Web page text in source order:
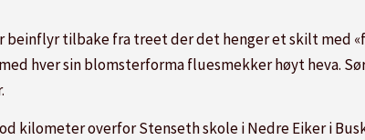
beinflyr tilbake fra treet der det henger et skilt med
hver sin blomsterforma fluesmekker høyt heva.
kilometer overfor Stenseth skole i Nedre Eiker i